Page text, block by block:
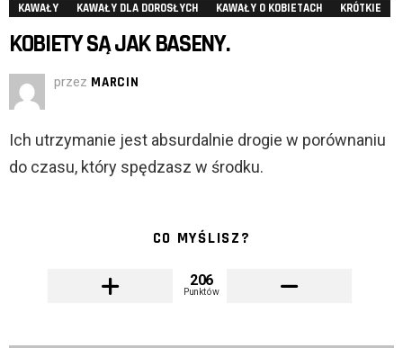
KAWAŁY KAWAŁY DLA DOROSŁYCH KAWAŁY O KOBIETACH KRÓTKIE
KOBIETY SĄ JAK BASENY.
przez MARCIN
Ich utrzymanie jest absurdalnie drogie w porównaniu
do czasu, który spędzasz w środku.
CO MYŚLISZ?
206
Punktów